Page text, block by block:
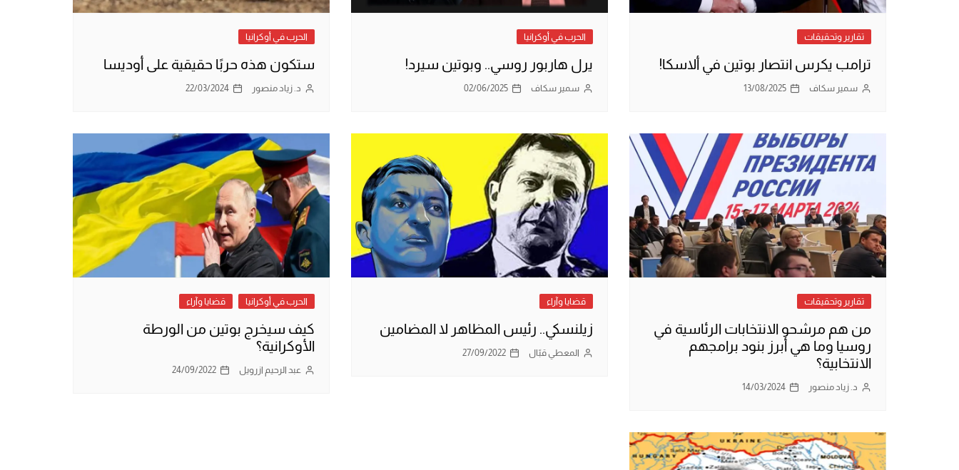
تقارير وتحقيقات
ترامب يكرس انتصار بوتين في ألاسكا!
سمير سكاف 13/08/2025
الحرب في أوكرانيا
يرل هاربور روسي.. وبوتين سيرد!
سمير سكاف 02/06/2025
الحرب في أوكرانيا
ستكون هذه حربًا حقيقية على أوديسا
د. زياد منصور 22/03/2024
تقارير وتحقيقات
من هم مرشحو الانتخابات الرئاسية في
روسيا وما هي أبرز بنود برامجهم
الانتخابية؟
د. زياد منصور 14/03/2024
قضايا وآراء
زيلنسكي.. رئيس المظاهر لا المضامين
المعطي قبّال 27/09/2022
الحرب في أوكرانيا قضايا وآراء
كيف سيخرج بوتين من الورطة
الأوكرانية؟
عبد الرحيم ازرويل 24/09/2022